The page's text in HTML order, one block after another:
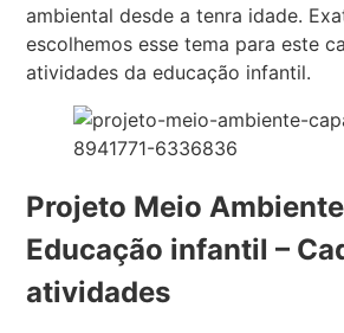
ambiental desde a tenra idade.
escolhemos esse tema para este
atividades da educação infantil.
Projeto Meio
Educação infantil –
atividades